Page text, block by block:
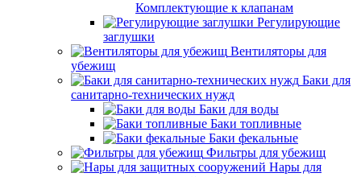
Комплектующие к клапанам
Регулирующие
заглушки
Вентиляторы для
убежищ
Баки для
санитарно-технических нужд
Баки для воды
Баки топливные
Баки фекальные
Фильтры для убежищ
Нары для